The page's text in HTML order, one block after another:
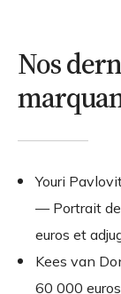
Nos
Youri
— Portrait
euros et
Kees van
60 000